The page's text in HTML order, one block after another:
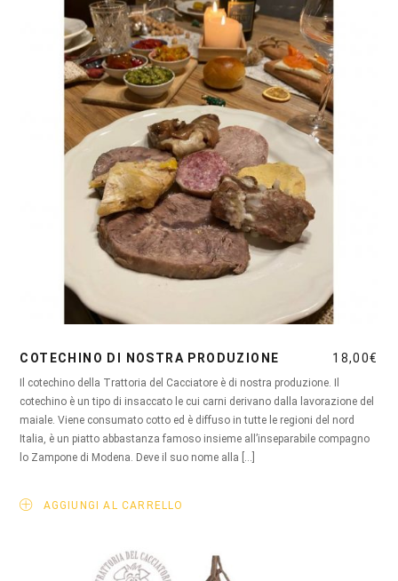
COTECHINO DI NOSTRA PRODUZIONE 18,00€
Il cotechino della Trattoria del Cacciatore è di nostra produzione. Il
cotechino è un tipo di insaccato le cui carni derivano dalla lavorazione del
maiale. Viene consumato cotto ed è diffuso in tutte le regioni del nord
Italia, è un piatto abbastanza famoso insieme all’inseparabile compagno
lo Zampone di Modena. Deve il suo nome alla […]
AGGIUNGI AL CARRELLO